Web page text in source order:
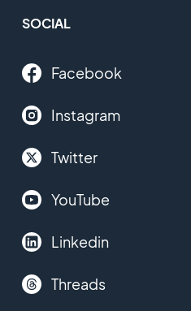
SOCIAL
Facebook
Instagram
Twitter
YouTube
Linkedin
Threads